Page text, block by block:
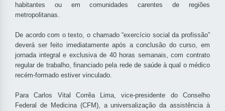
habitantes ou em comunidades carentes de regiões
metropolitanas.
De acordo com o texto, o chamado “exercício social da profissão”
deverá ser feito imediatamente após a conclusão do curso, em
jornada integral e exclusiva de 40 horas semanais, com contrato
regular de trabalho, financiado pela rede de saúde à qual o médico
recém-formado estiver vinculado.
Para Carlos Vital Corrêa Lima, vice-presidente do Conselho
Federal de Medicina (CFM), a universalização da assistência à